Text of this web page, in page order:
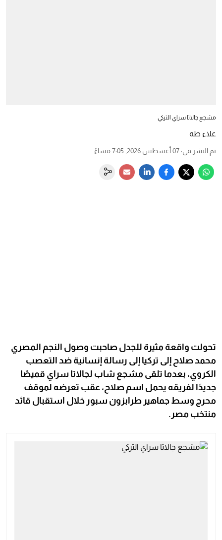
مشجع جالاتا سراي التركي
علاء طه
تم النشر في: 07 أغسطس 2026, 7:05 مساءً
تحولت واقعة مثيرة للجدل صاحبت وصول النجم المصري
محمد صلاح إلى تركيا إلى رسالة إنسانية ضد التعصب
الكروي، بعدما تلقى مشجع شاب لجالاتا سراي قميصًا
جديدًا لفريقه يحمل اسم صلاح، عقب تعرضه لموقف
محرج وسط جماهير طرابزون سبور خلال استقبال قائد
منتخب مصر.